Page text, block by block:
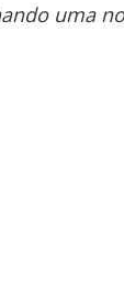
uma